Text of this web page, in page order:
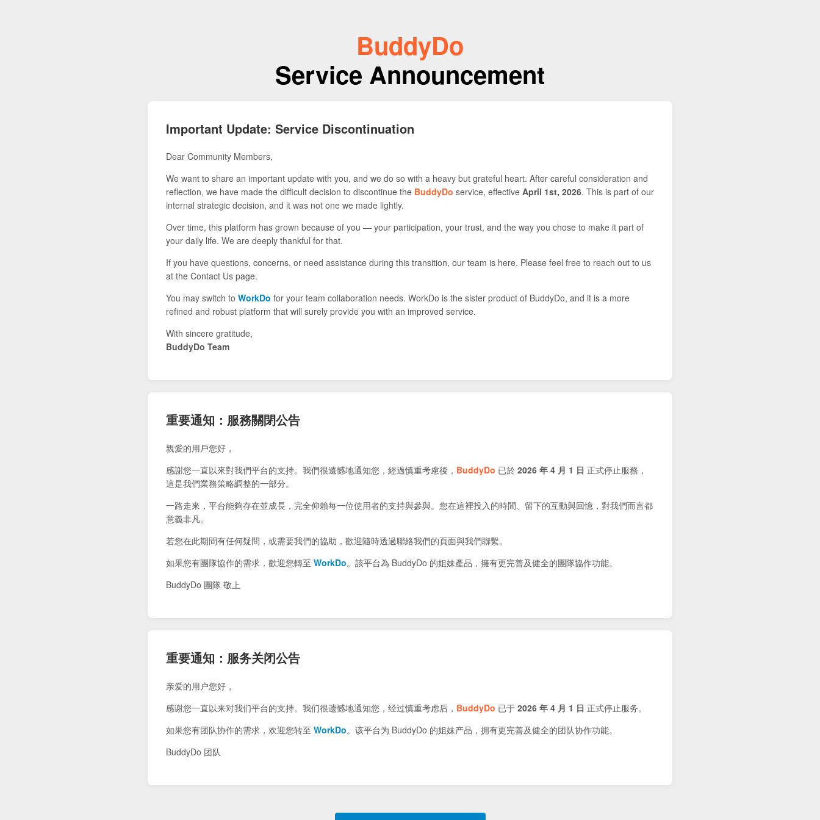
BuddyDo
Service Announcement
Important Update: Service Discontinuation
Dear Community Members,
We want to share an important update with you, and we do so with a heavy but grateful heart. After careful consideration and
reflection, we have made the difficult decision to discontinue the BuddyDo service, effective April 1st, 2026. This is part of our
internal strategic decision, and it was not one we made lightly.
Over time, this platform has grown because of you — your participation, your trust, and the way you chose to make it part of
your daily life. We are deeply thankful for that.
If you have questions, concerns, or need assistance during this transition, our team is here. Please feel free to reach out to us
at the Contact Us page.
You may switch to WorkDo for your team collaboration needs. WorkDo is the sister product of BuddyDo, and it is a more
refined and robust platform that will surely provide you with an improved service.
With sincere gratitude,
BuddyDo Team
重要通知：服務關閉公告
親愛的用戶您好，
感謝您一直以來對我們平台的支持。我們很遺憾地通知您，經過慎重考慮後， BuddyDo 已於 2026 年 4 月 1 日 正式停止服務，
這是我們業務策略調整的一部分。
一路走來，平台能夠存在並成長，完全仰賴每一位使用者的支持與參與。您在這裡投入的時間、留下的互動與回憶，對我們而言都
意義非凡。
若您在此期間有任何疑問，或需要我們的協助，歡迎隨時透過聯絡我們的頁面與我們聯繫。
如果您有團隊協作的需求，歡迎您轉至 WorkDo。該平台為 BuddyDo 的姐妹產品，擁有更完善及健全的團隊協作功能。
BuddyDo 團隊 敬上
重要通知：服务关闭公告
亲爱的用户您好，
感谢您一直以来对我们平台的支持。我们很遗憾地通知您，经过慎重考虑后， BuddyDo 已于 2026 年 4 月 1 日 正式停止服务。
如果您有团队协作的需求，欢迎您转至 WorkDo。该平台为 BuddyDo 的姐妹产品，拥有更完善及健全的团队协作功能。
BuddyDo 团队